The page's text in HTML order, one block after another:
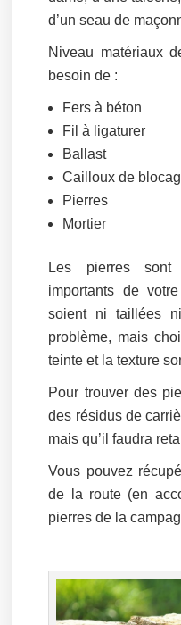
d’un seau de
Niveau matériaux
besoin de :
Fers à béton
Fil à ligaturer
Ballast
Cailloux de
Pierres
Mortier
Les pierres
importants de
soient ni taillées
problème, mais
teinte et la texture
Pour trouver des
des résidus de
mais qu’il faudra
Vous pouvez
de la route (en
pierres de la